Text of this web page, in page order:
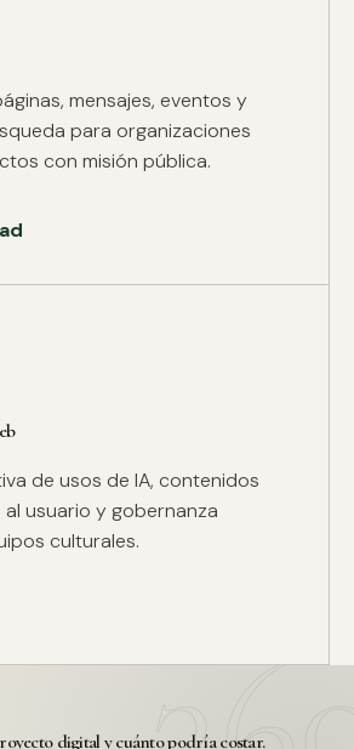
mensajes, eventos y
para organizaciones
con misión pública.
de usos de IA, contenidos
usuario y gobernanza
culturales.
digital y cuánto podría costar.